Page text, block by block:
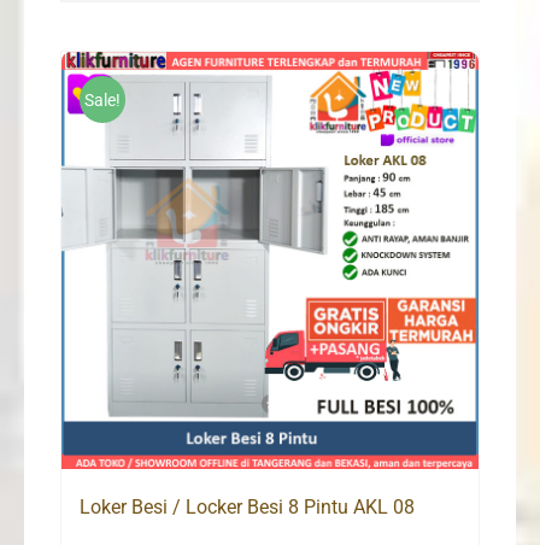
Rp2,200,000. Rp1,680,000.
Sale!
Loker Besi / Locker Besi 8 Pintu AKL 08